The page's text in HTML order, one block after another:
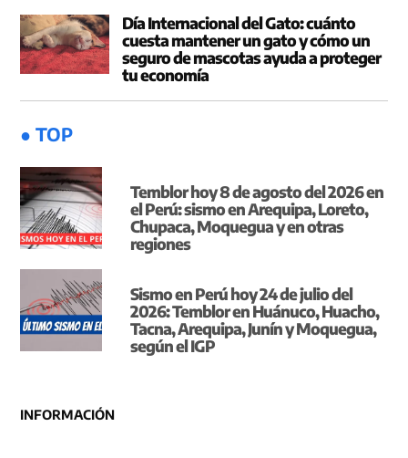
Día Internacional del Gato: cuánto
cuesta mantener un gato y cómo un
seguro de mascotas ayuda a proteger
tu economía
● TOP
Temblor hoy 8 de agosto del 2026 en
el Perú: sismo en Arequipa, Loreto,
Chupaca, Moquegua y en otras
regiones
Sismo en Perú hoy 24 de julio del
2026: Temblor en Huánuco, Huacho,
Tacna, Arequipa, Junín y Moquegua,
según el IGP
INFORMACIÓN